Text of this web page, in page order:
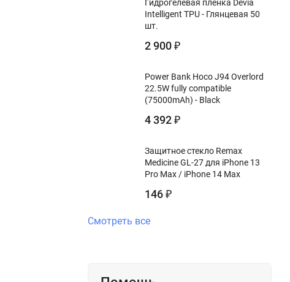
Гидрогелевая пленка Devia
Intelligent TPU - Глянцевая 50
шт.
2 900 ₽
Power Bank Hoco J94 Overlord
22.5W fully compatible
(75000mAh) - Black
4 392 ₽
Защитное стекло Remax
Medicine GL-27 для iPhone 13
Pro Max / iPhone 14 Max
146 ₽
Смотреть все